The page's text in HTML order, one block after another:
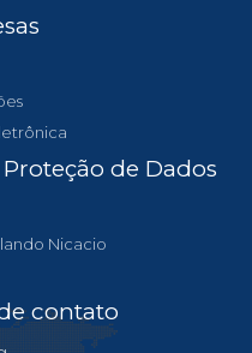
de Dados
Nicacio
contato